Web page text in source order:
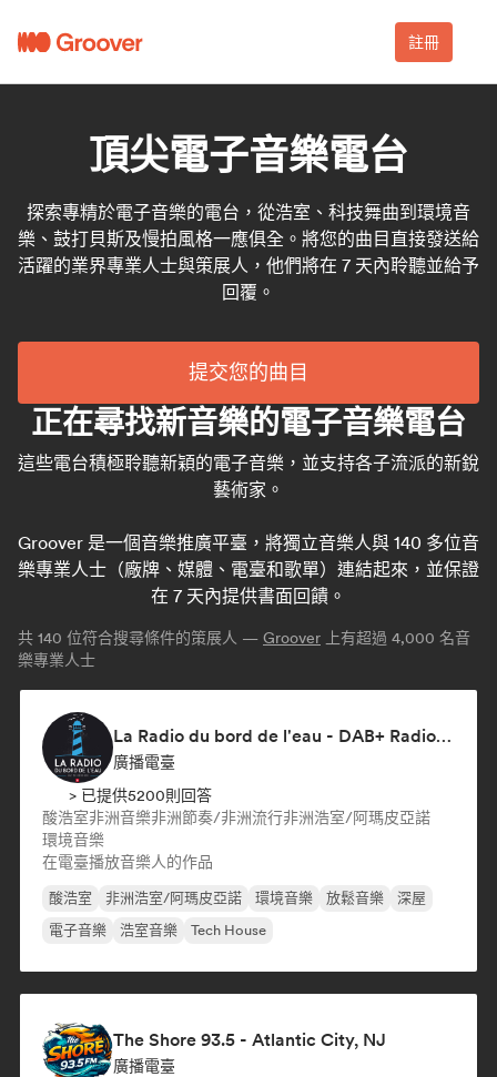
註冊
頂尖電子音樂電台
探索專精於電子音樂的電台，從浩室、科技舞曲到環境音
樂、鼓打貝斯及慢拍風格一應俱全。將您的曲目直接發送給
活躍的業界專業人士與策展人，他們將在 7 天內聆聽並給予
回覆。
提交您的曲目
正在尋找新音樂的電子音樂電台
這些電台積極聆聽新穎的電子音樂，並支持各子流派的新銳
藝術家。
Groover 是一個音樂推廣平臺，將獨立音樂人與 140 多位音
樂專業人士（廠牌、媒體、電臺和歌單）連結起來，並保證
在 7 天內提供書面回饋。
共 140 位符合搜尋條件的策展人 — Groover 上有超過 4,000 名音
樂專業人士
La Radio du bord de l'eau - DAB+ Radio Station (Switzerland)
廣播電臺
> 已提供5200則回答
酸浩室非洲音樂非洲節奏/非洲流行非洲浩室/阿瑪皮亞諾
環境音樂
在電臺播放音樂人的作品
酸浩室 非洲浩室/阿瑪皮亞諾 環境音樂 放鬆音樂
深屋
電子音樂
浩室音樂 Tech House
The Shore 93.5 - Atlantic City, NJ
廣播電臺